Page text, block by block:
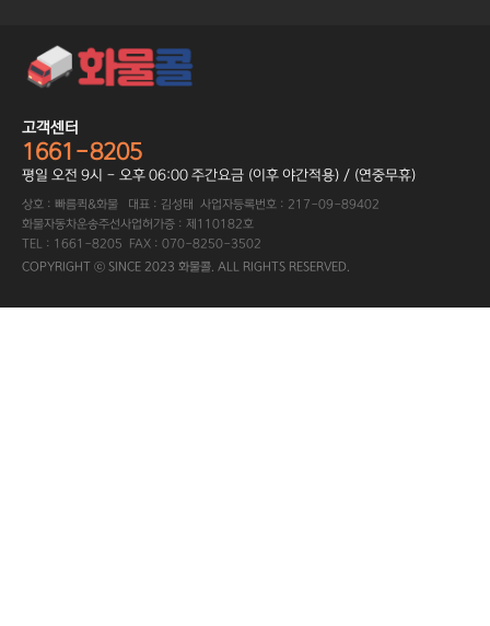
고객센터
1661-8205
평일 오전 9시 - 오후 06:00 주간요금 (이후 야간적용) / (연중무휴)
상호 : 빠름퀵&화물 대표 : 김성태 사업자등록번호 : 217-09-89402
화물자동차운송주선사업허가증 : 제110182호
TEL : 1661-8205 FAX : 070-8250-3502
COPYRIGHT ⓒ SINCE 2023 화물콜. ALL RIGHTS RESERVED.